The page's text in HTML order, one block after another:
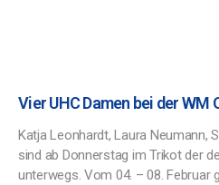
Vier UHC Damen bei der
Katja Leonhardt, Laura Neumann,
sind ab Donnerstag im Trikot der
unterwegs. Vom 04. – 08. Februar